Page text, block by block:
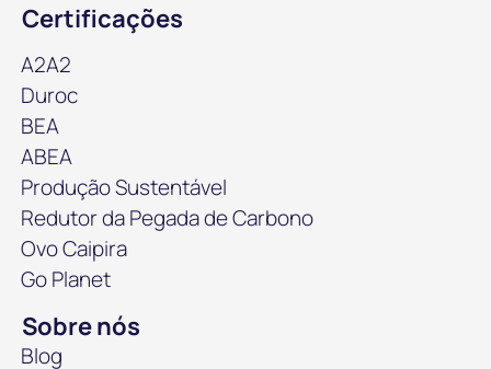
Certificações
A2A2
Duroc
BEA
ABEA
Produção Sustentável
Redutor da Pegada de Carbono
Ovo Caipira
Go Planet
Sobre nós
Blog